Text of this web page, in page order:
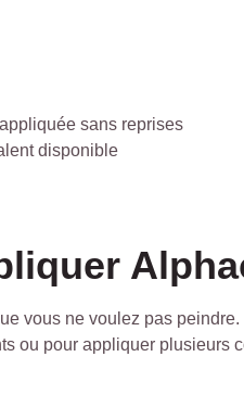
sans reprises
disponible
vous ne voulez pas
ou pour appliquer plusieurs